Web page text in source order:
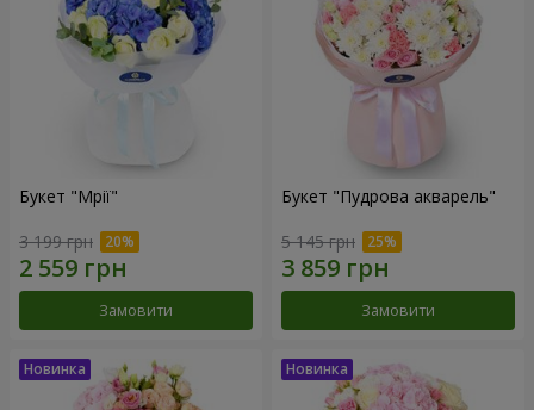
Букет "Мрії"
3 199 грн
Замовити
Букет "Пудрова акварель"
5 145 грн
Замовити